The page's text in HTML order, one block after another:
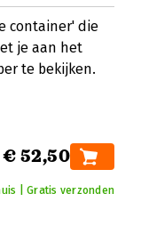
container' die
je aan het
te bekijken.
€ 52,50
| Gratis verzonden